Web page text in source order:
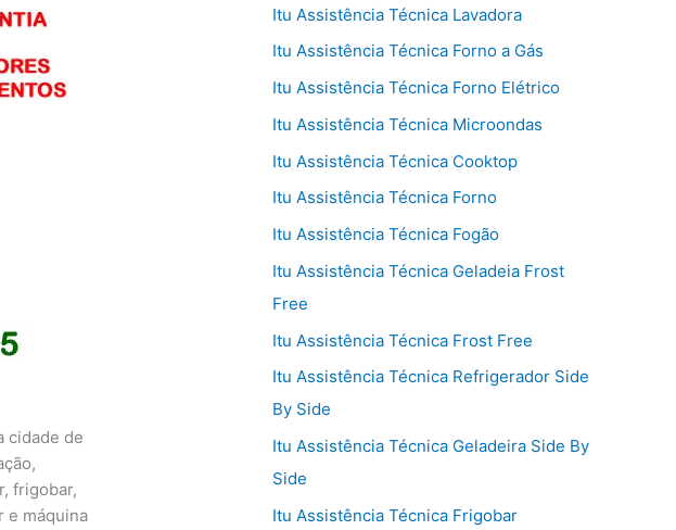
cidade de
frigobar,
e máquina
Itu Assistência Técnica Lavadora
Itu Assistência Técnica Forno a Gás
Itu Assistência Técnica Forno Elétrico
Itu Assistência Técnica Microondas
Itu Assistência Técnica Cooktop
Itu Assistência Técnica Forno
Itu Assistência Técnica Fogão
Itu Assistência Técnica Geladeia Frost
Free
Itu Assistência Técnica Frost Free
Itu Assistência Técnica Refrigerador Side
By Side
Itu Assistência Técnica Geladeira Side By
Side
Itu Assistência Técnica Frigobar